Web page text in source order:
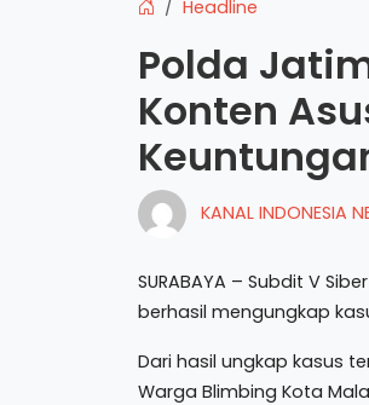
Headline
Polda
Konten
KANAL INDONESIA
SURABAYA – Subdit V
berhasil mengungkap
Dari hasil ungkap kasus
Warga Blimbing Kota